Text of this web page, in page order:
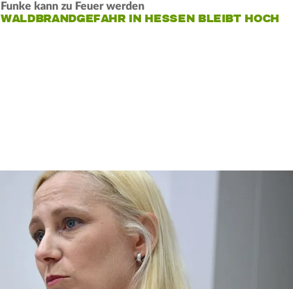
Funke kann zu Feuer werden
WALDBRANDGEFAHR IN HESSEN BLEIBT HOCH